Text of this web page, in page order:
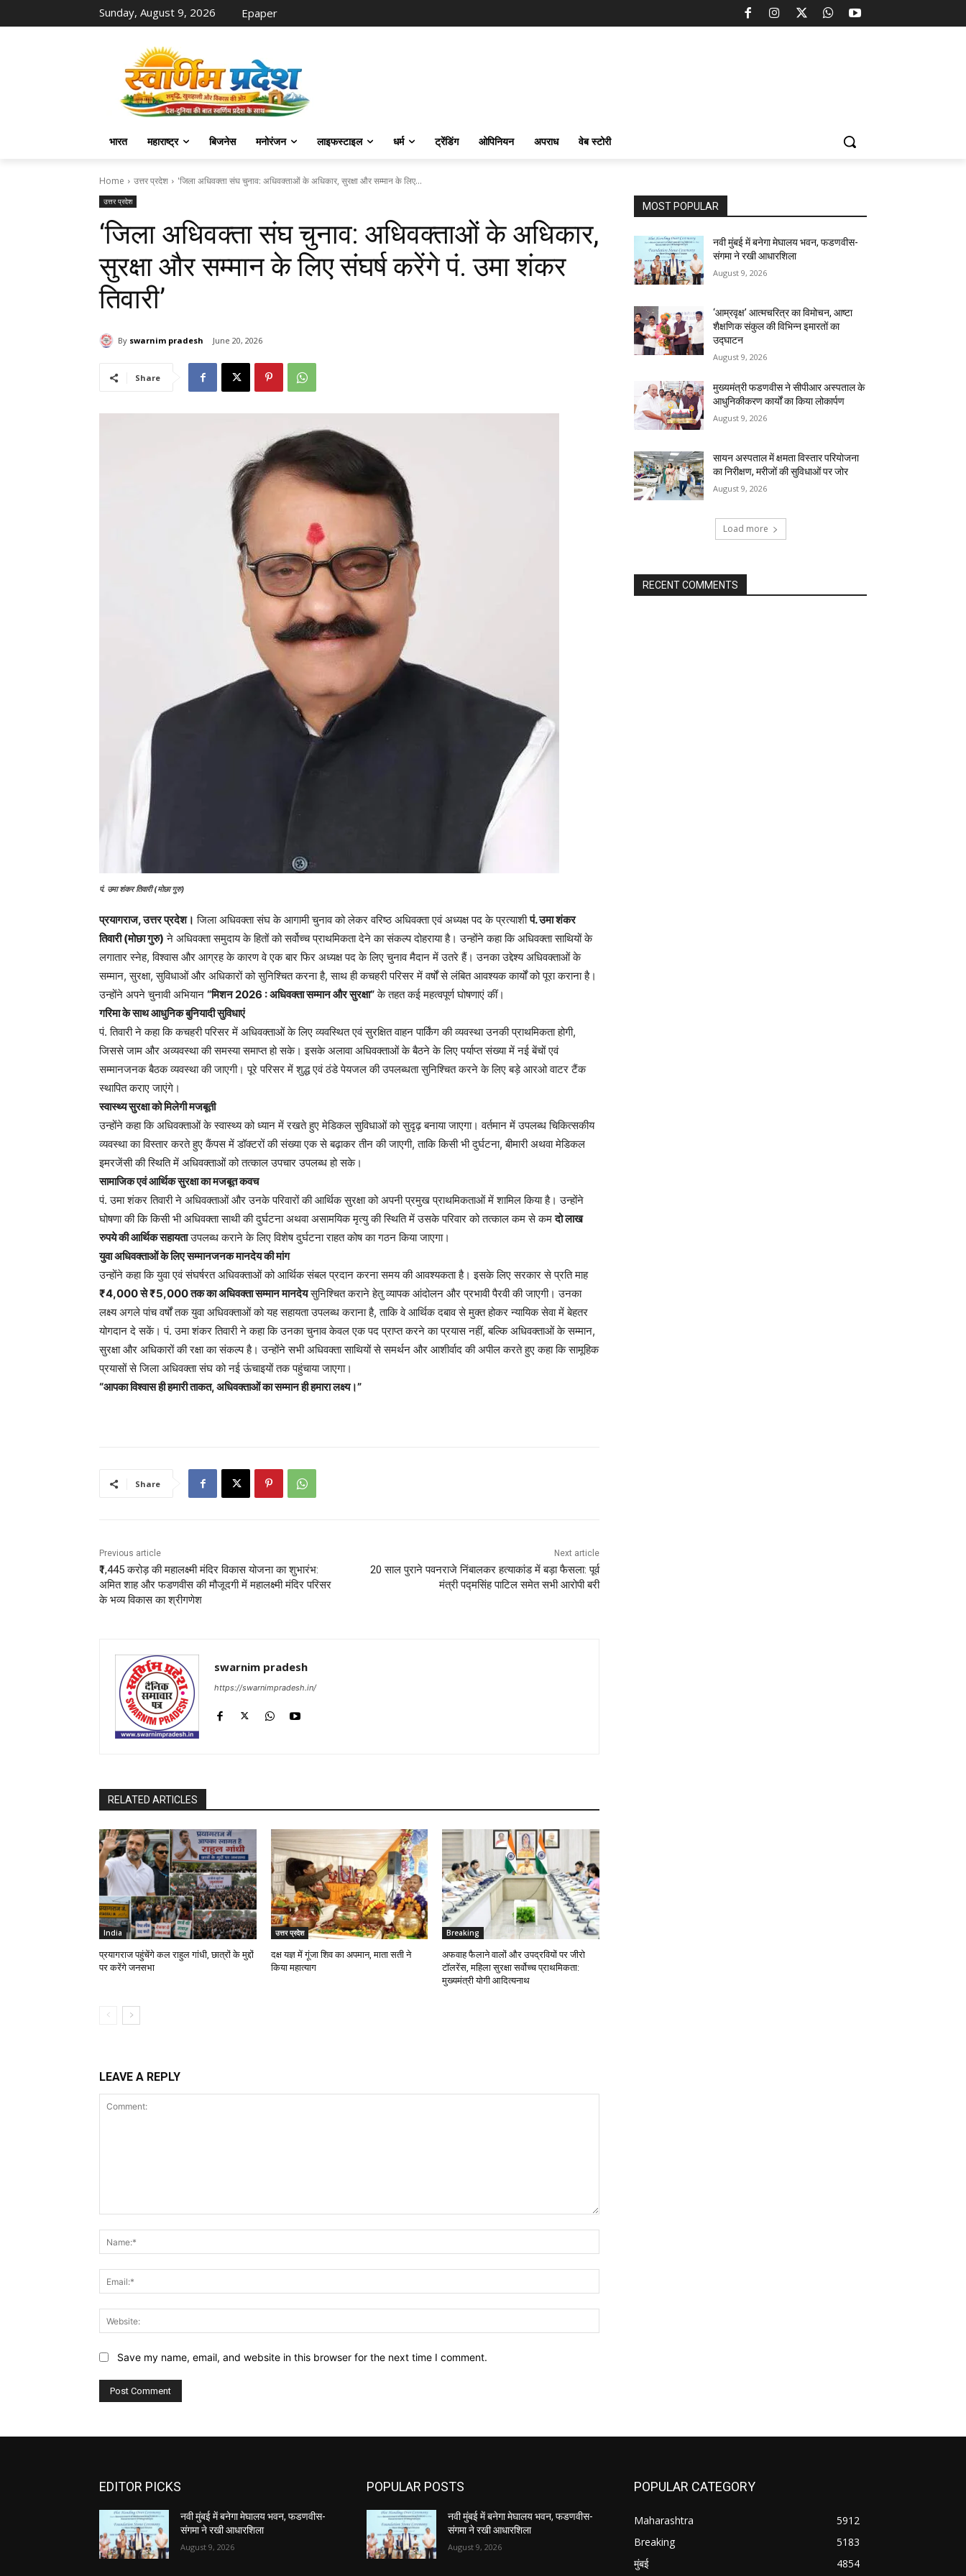
Sunday, August 9, 2026 Epaper
भारत महाराष्ट्र बिजनेस मनोरंजन लाइफस्‍टाइल धर्म ट्रेंडिंग ओपिनियन अपराध वेब स्टोरी
Home उत्तर प्रदेश 'जिला अधिवक्ता संघ चुनाव: अधिवक्ताओं के अधिकार, सुरक्षा और सम्मान के लिए...
उत्तर प्रदेश
‘जिला अधिवक्ता संघ चुनाव: अधिवक्ताओं के अधिकार,
सुरक्षा और सम्मान के लिए संघर्ष करेंगे पं. उमा शंकर
तिवारी’
By swarnim pradesh June 20, 2026
Share
पं. उमा शंकर तिवारी (मोछा गुरु)
प्रयागराज, उत्तर प्रदेश। जिला अधिवक्ता संघ के आगामी चुनाव को लेकर वरिष्ठ अधिवक्ता एवं अध्यक्ष पद के प्रत्याशीपं. उमा शंकर
तिवारी (मोछा गुरु) ने अधिवक्ता समुदाय के हितों को सर्वोच्च प्राथमिकता देने का संकल्प दोहराया है। उन्होंने कहा कि अधिवक्ता साथियों के
लगातार स्नेह, विश्वास और आग्रह के कारण वे एक बार फिर अध्यक्ष पद के लिए चुनाव मैदान में उतरे हैं। उनका उद्देश्य अधिवक्ताओं के
सम्मान, सुरक्षा, सुविधाओं और अधिकारों को सुनिश्चित करना है, साथ ही कचहरी परिसर में वर्षों से लंबित आवश्यक कार्यों को पूरा कराना है।
उन्होंने अपने चुनावी अभियान “मिशन 2026 : अधिवक्ता सम्मान और सुरक्षा”के तहत कई महत्वपूर्ण घोषणाएं कीं।
गरिमा के साथ आधुनिक बुनियादी सुविधाएं
पं. तिवारी ने कहा कि कचहरी परिसर में अधिवक्ताओं के लिए व्यवस्थित एवं सुरक्षित वाहन पार्किंग की व्यवस्था उनकी प्राथमिकता होगी,
जिससे जाम और अव्यवस्था की समस्या समाप्त हो सके। इसके अलावा अधिवक्ताओं के बैठने के लिए पर्याप्त संख्या में नई बेंचों एवं
सम्मानजनक बैठक व्यवस्था की जाएगी। पूरे परिसर में शुद्ध एवं ठंडे पेयजल की उपलब्धता सुनिश्चित करने के लिए बड़े आरओ वाटर टैंक
स्थापित कराए जाएंगे।
स्वास्थ्य सुरक्षा को मिलेगी मजबूती
उन्होंने कहा कि अधिवक्ताओं के स्वास्थ्य को ध्यान में रखते हुए मेडिकल सुविधाओं को सुदृढ़ बनाया जाएगा। वर्तमान में उपलब्ध चिकित्सकीय
व्यवस्था का विस्तार करते हुए कैंपस में डॉक्टरों की संख्या एक से बढ़ाकर तीन की जाएगी, ताकि किसी भी दुर्घटना, बीमारी अथवा मेडिकल
इमरजेंसी की स्थिति में अधिवक्ताओं को तत्काल उपचार उपलब्ध हो सके।
सामाजिक एवं आर्थिक सुरक्षा का मजबूत कवच
पं. उमा शंकर तिवारी ने अधिवक्ताओं और उनके परिवारों की आर्थिक सुरक्षा को अपनी प्रमुख प्राथमिकताओं में शामिल किया है। उन्होंने
घोषणा की कि किसी भी अधिवक्ता साथी की दुर्घटना अथवा असामयिक मृत्यु की स्थिति में उसके परिवार को तत्काल कम से कमदो लाख
रुपये की आर्थिक सहायताउपलब्ध कराने के लिए विशेष दुर्घटना राहत कोष का गठन किया जाएगा।
युवा अधिवक्ताओं के लिए सम्मानजनक मानदेय की मांग
उन्होंने कहा कि युवा एवं संघर्षरत अधिवक्ताओं को आर्थिक संबल प्रदान करना समय की आवश्यकता है। इसके लिए सरकार से प्रति माह
₹4,000 से ₹5,000 तक का अधिवक्ता सम्मान मानदेयसुनिश्चित कराने हेतु व्यापक आंदोलन और प्रभावी पैरवी की जाएगी। उनका
लक्ष्य अगले पांच वर्षों तक युवा अधिवक्ताओं को यह सहायता उपलब्ध कराना है, ताकि वे आर्थिक दबाव से मुक्त होकर न्यायिक सेवा में बेहतर
योगदान दे सकें। पं. उमा शंकर तिवारी ने कहा कि उनका चुनाव केवल एक पद प्राप्त करने का प्रयास नहीं, बल्कि अधिवक्ताओं के सम्मान,
सुरक्षा और अधिकारों की रक्षा का संकल्प है। उन्होंने सभी अधिवक्ता साथियों से समर्थन और आशीर्वाद की अपील करते हुए कहा कि सामूहिक
प्रयासों से जिला अधिवक्ता संघ को नई ऊंचाइयों तक पहुंचाया जाएगा।
“आपका विश्वास ही हमारी ताकत, अधिवक्ताओं का सम्मान ही हमारा लक्ष्य।”
Share
Previous article
₹1,445 करोड़ की महालक्ष्मी मंदिर विकास योजना का शुभारंभ:
अमित शाह और फडणवीस की मौजूदगी में महालक्ष्मी मंदिर परिसर
के भव्य विकास का श्रीगणेश
Next article
20 साल पुराने पवनराजे निंबालकर हत्याकांड में बड़ा फैसला: पूर्व
मंत्री पद्मसिंह पाटिल समेत सभी आरोपी बरी
swarnim pradesh
https://swarnimpradesh.in/
RELATED ARTICLES
India
प्रयागराज पहुंचेंगे कल राहुल गांधी, छात्रों के मुद्दों
पर करेंगे जनसभा
उत्तर प्रदेश
दक्ष यज्ञ में गूंजा शिव का अपमान, माता सती ने
किया महात्याग
Breaking
अफवाह फैलाने वालों और उपद्रवियों पर जीरो
टॉलरेंस, महिला सुरक्षा सर्वोच्च प्राथमिकता:
मुख्यमंत्री योगी आदित्यनाथ
LEAVE A REPLY
Save my name, email, and website in this browser for the next time I comment.
MOST POPULAR
नवी मुंबई में बनेगा मेघालय भवन, फडणवीस-
संगमा ने रखी आधारशिला
August 9, 2026
‘आम्रवृक्ष’ आत्मचरित्र का विमोचन, आष्टा
शैक्षणिक संकुल की विभिन्न इमारतों का
उद्घाटन
August 9, 2026
मुख्यमंत्री फडणवीस ने सीपीआर अस्पताल के
आधुनिकीकरण कार्यों का किया लोकार्पण
August 9, 2026
सायन अस्पताल में क्षमता विस्तार परियोजना
का निरीक्षण, मरीजों की सुविधाओं पर जोर
August 9, 2026
Load more
RECENT COMMENTS
EDITOR PICKS
नवी मुंबई में बनेगा मेघालय भवन, फडणवीस-
संगमा ने रखी आधारशिला
August 9, 2026
POPULAR POSTS
नवी मुंबई में बनेगा मेघालय भवन, फडणवीस-
संगमा ने रखी आधारशिला
August 9, 2026
POPULAR CATEGORY
Maharashtra
5912
Breaking
5183
मुंबई
4854